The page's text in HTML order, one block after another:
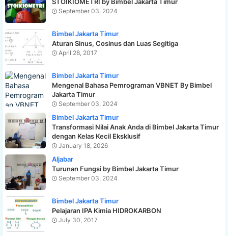
September 03, 2024
Bimbel Jakarta Timur
Aturan Sinus, Cosinus dan Luas Segitiga
April 28, 2017
Bimbel Jakarta Timur
Mengenal Bahasa Pemrograman VBNET By Bimbel
Jakarta Timur
September 03, 2024
Bimbel Jakarta Timur
Transformasi Nilai Anak Anda di Bimbel Jakarta Timur
dengan Kelas Kecil Eksklusif
January 18, 2026
Aljabar
Turunan Fungsi by Bimbel Jakarta Timur
September 03, 2024
Bimbel Jakarta Timur
Pelajaran IPA Kimia HIDROKARBON
July 30, 2017